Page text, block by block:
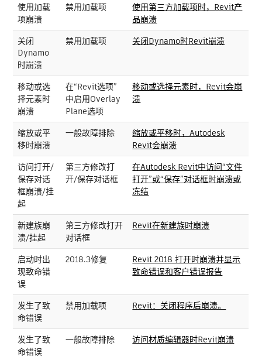
使用加载
项崩溃
禁用加载项
使用第三方加载项时，Revit产
品崩溃
关闭
Dynamo
时崩溃
禁用加载项 关闭Dynamo时Revit崩溃
移动或选
择元素时
崩溃
在“Revit选项”
中启用Overlay
Plane选项
移动或选择元素时，Revit会崩
溃
缩放或平
移时崩溃
一般故障排除
缩放或平移时，Autodesk
Revit会崩溃
访问打开/
保存对话
框崩溃/挂
起
第三方修改打
开/保存对话框
在Autodesk Revit中访问“文件
打开”或“保存”对话框时崩溃或
冻结
新建族崩
溃/挂起
第三方修改打开
对话框
Revit在新建族时崩溃
启动时出
现致命错
误
2018.3修复
Revit 2018 打开时崩溃并显示
致命错误和客户错误报告
发生了致
命错误
禁用加载项 Revit：关闭程序后崩溃。
发生了致
命错误
一般故障排除 访问材质编辑器时Revit崩溃